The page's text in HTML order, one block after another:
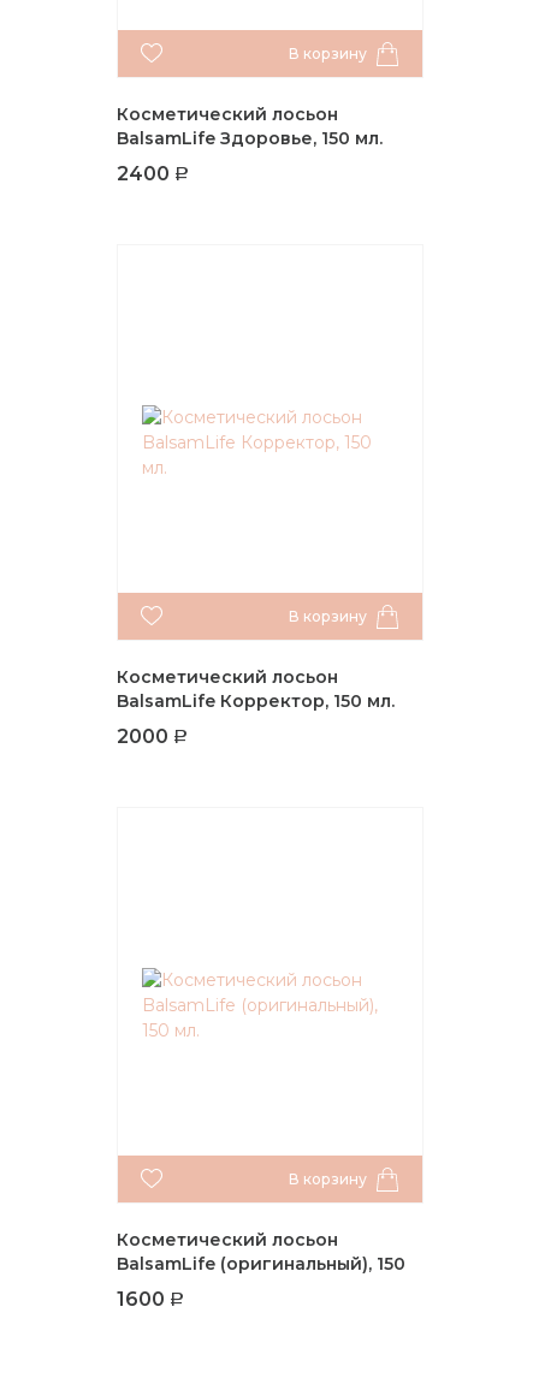
В корзину
Косметический лосьон
BalsamLife Здоровье, 150 мл.
2400
В корзину
Косметический лосьон
BalsamLife Корректор, 150 мл.
2000
В корзину
Косметический лосьон
BalsamLife (оригинальный), 150
мл.
1600